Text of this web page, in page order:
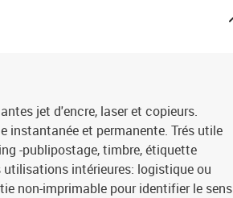
jet d'encre, laser et copieurs.
et permanente. Trés utile
-publipostage, timbre, étiquette
intérieures: logistique ou
non-imprimable pour identifier le sens